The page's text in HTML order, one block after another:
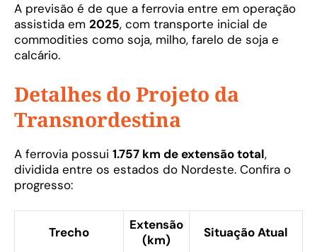
A previsão é de que a ferrovia entre em operação
assistida em 2025, com transporte inicial de
commodities como soja, milho, farelo de soja e
calcário.
Detalhes do Projeto da
Transnordestina
A ferrovia possui 1.757 km de extensão total,
dividida entre os estados do Nordeste. Confira o
progresso:
Trecho
Extensão
(km)
Situação Atual